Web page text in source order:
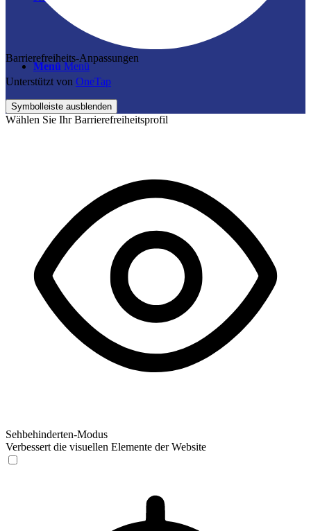
Menü Menü
Barrierefreiheits-Anpassungen
Unterstützt von OneTap
Symbolleiste ausblenden
Wählen Sie Ihr Barrierefreiheitsprofil
Sehbehinderten-Modus
Verbessert die visuellen Elemente der Website